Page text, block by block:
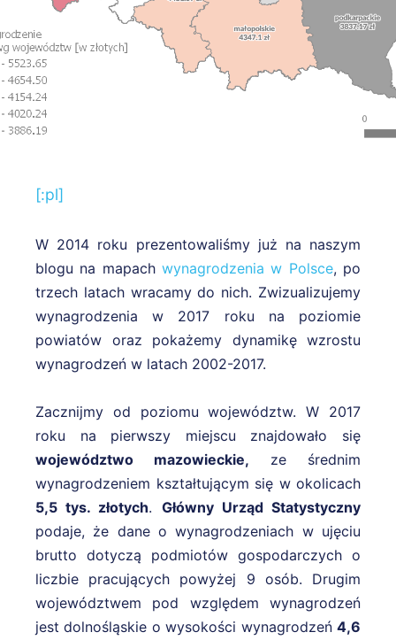
[:pl]
W 2014 roku prezentowaliśmy już na naszym
blogu na mapach wynagrodzenia w Polsce, po
trzech latach wracamy do nich. Zwizualizujemy
wynagrodzenia w 2017 roku na poziomie
powiatów oraz pokażemy dynamikę wzrostu
wynagrodzeń w latach 2002-2017.
Zacznijmy od poziomu województw. W 2017
roku na pierwszy miejscu znajdowało się
województwo mazowieckie, ze średnim
wynagrodzeniem kształtującym się w okolicach
5,5 tys. złotych. Główny Urząd Statystyczny
podaje, że dane o wynagrodzeniach w ujęciu
brutto dotyczą podmiotów gospodarczych o
liczbie pracujących powyżej 9 osób. Drugim
województwem pod względem wynagrodzeń
jest dolnośląskie o wysokości wynagrodzeń 4,6